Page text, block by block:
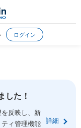
ログイン
した！
反映し、新
ィ管理機能
詳細